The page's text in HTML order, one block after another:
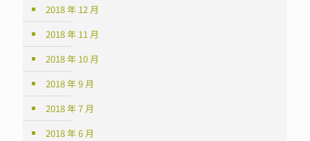
2018 年 12 月
2018 年 11 月
2018 年 10 月
2018 年 9 月
2018 年 7 月
2018 年 6 月